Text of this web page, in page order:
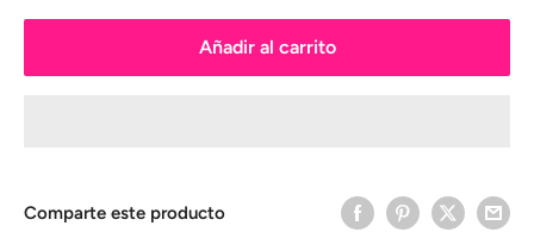
Añadir al carrito
Comparte este producto